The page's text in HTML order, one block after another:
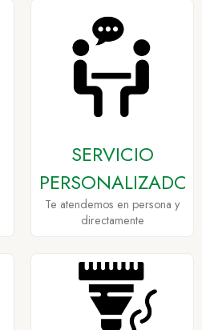
SERVICIO
PERSONALIZADO
Te atendemos en persona y
directamente